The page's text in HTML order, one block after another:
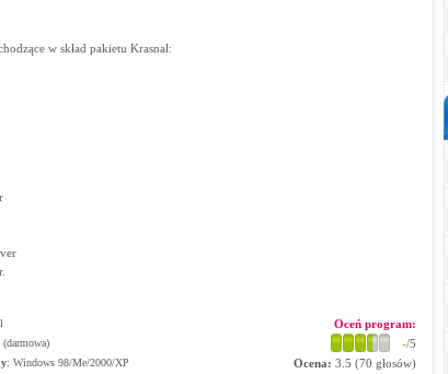
w skład pakietu Krasnal:
(darmowa)
: Windows 98/Me/2000/XP
Oceń program:
-/5
Ocena: 3.5 (70 głosów)